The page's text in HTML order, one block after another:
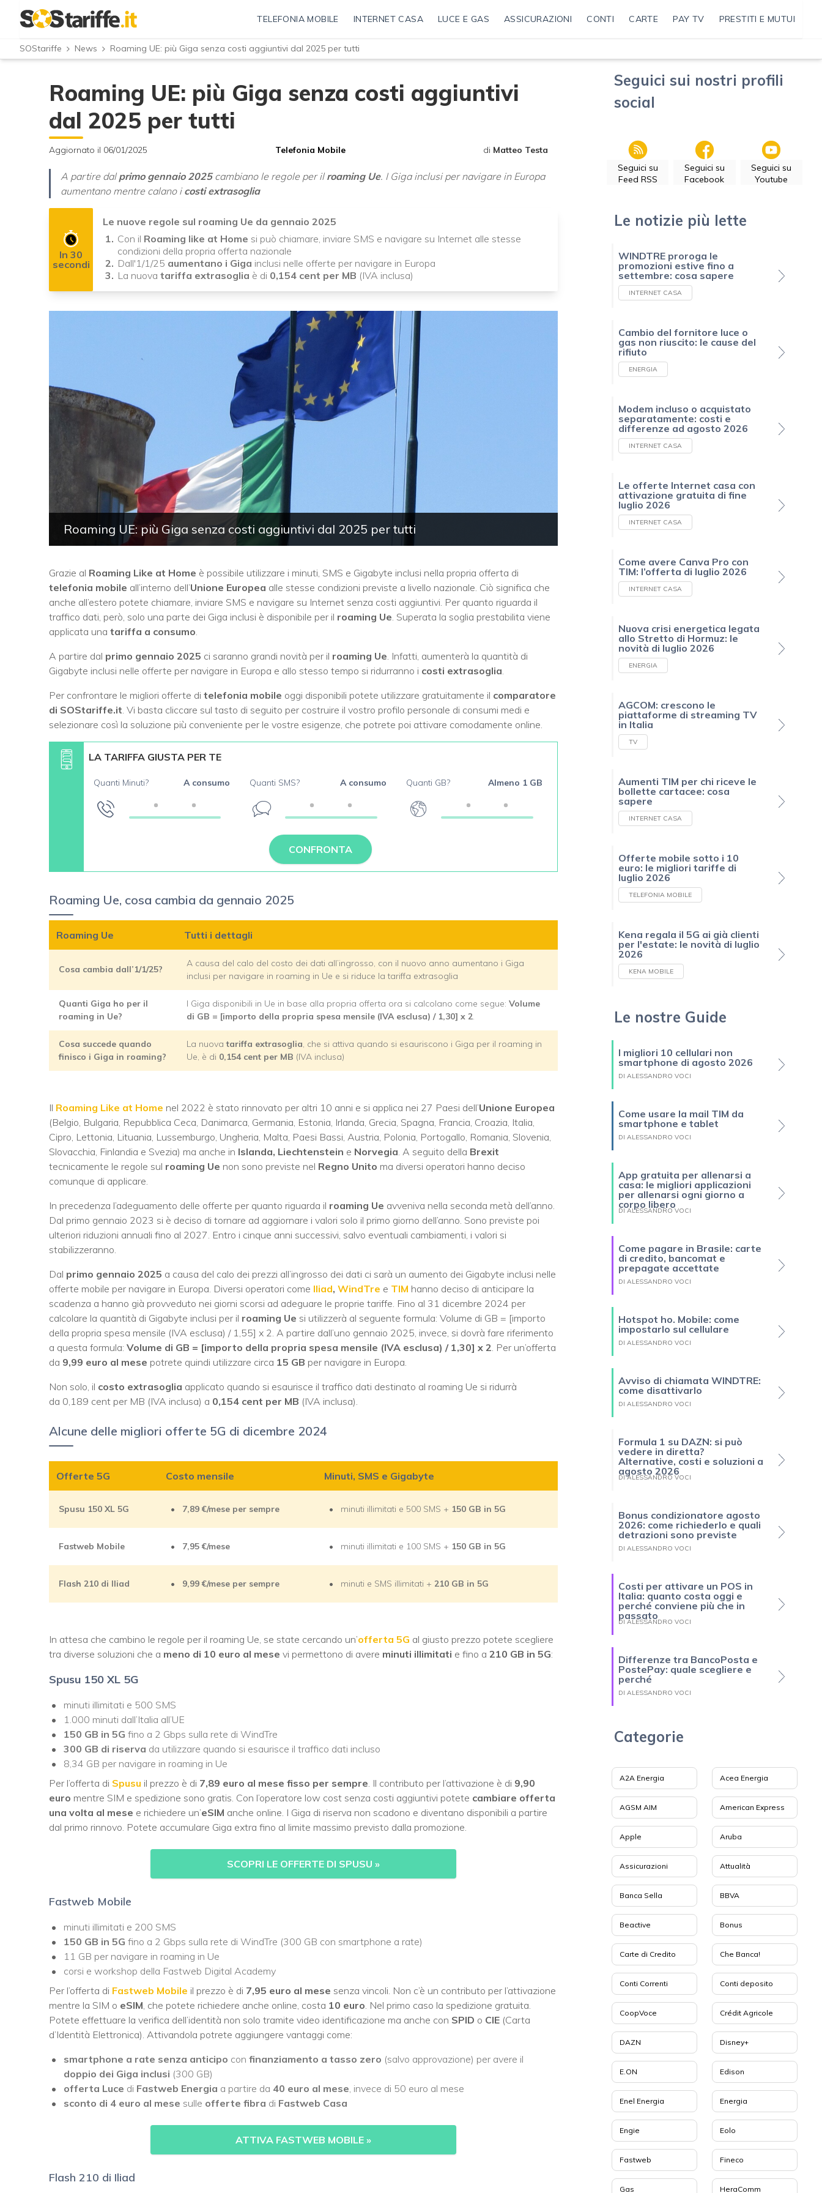
TELEFONIA MOBILE INTERNET CASA LUCE E GAS ASSICURAZIONI CONTI CARTE PAY TV PRESTITI E MUTUI
SOStariffe News Roaming UE: più Giga senza costi aggiuntivi dal 2025 per tutti
Roaming UE: più Giga senza costi aggiuntivi
dal 2025 per tutti
Aggiornato il 06/01/2025 Telefonia Mobile di Matteo Testa
A partire dalprimo gennaio 2025cambiano le regole per il roaming Ue. I Giga inclusi per navigare in Europa
aumentano mentre calano i costi extrasoglia
In 30
secondi
Le nuove regole sul roaming Ue da gennaio 2025
Con il Roaming like at Home si può chiamare, inviare SMS e navigare su Internet alle stesse
condizioni della propria offerta nazionale
Dall'1/1/25 aumentano i Giga inclusi nelle offerte per navigare in Europa
La nuova tariffa extrasoglia è di 0,154 cent per MB (IVA inclusa)
Roaming UE: più Giga senza costi aggiuntivi dal 2025 per tutti
Grazie al Roaming Like at Home è possibile utilizzare i minuti, SMS e Gigabyte inclusi nella propria offerta di
telefonia mobile all’interno dell’Unione Europea alle stesse condizioni previste a livello nazionale. Ciò significa che
anche all’estero potete chiamare, inviare SMS e navigare su Internet senza costi aggiuntivi. Per quanto riguarda il
traffico dati, però, solo una parte dei Giga inclusi è disponibile per il roaming Ue. Superata la soglia prestabilita viene
applicata una tariffa a consumo.
A partire dal primo gennaio 2025 ci saranno grandi novità per il roaming Ue. Infatti, aumenterà la quantità di
Gigabyte inclusi nelle offerte per navigare in Europa e allo stesso tempo si ridurranno i costi extrasoglia.
Per confrontare le migliori offerte di telefonia mobile oggi disponibili potete utilizzare gratuitamente il comparatore
di SOStariffe.it. Vi basta cliccare sul tasto di seguito per costruire il vostro profilo personale di consumi medi e
selezionare così la soluzione più conveniente per le vostre esigenze, che potrete poi attivare comodamente online.
LA TARIFFA GIUSTA PER TE
Quanti Minuti? A consumo Quanti SMS? A consumo Quanti GB? Almeno 1 GB
CONFRONTA
Roaming Ue, cosa cambia da gennaio 2025
Roaming Ue Tutti i dettagli
Cosa cambia dall’1/1/25?
A causa del calo del costo dei dati all’ingrosso, con il nuovo anno aumentano i Giga
inclusi per navigare in roaming in Ue e si riduce la tariffa extrasoglia
Quanti Giga ho per il
roaming in Ue?
I Giga disponibili in Ue in base alla propria offerta ora si calcolano come segue: Volume
di GB = [importo della propria spesa mensile (IVA esclusa) / 1,30] x 2.
Cosa succede quando
finisco i Giga in roaming?
La nuovatariffa extrasoglia, che si attiva quando si esauriscono i Giga per il roaming in
Ue, è di 0,154 cent per MB (IVA inclusa)
Il Roaming Like at Home nel 2022 è stato rinnovato per altri 10 anni e si applica nei 27 Paesi dell’Unione Europea
(Belgio, Bulgaria, Repubblica Ceca, Danimarca, Germania, Estonia, Irlanda, Grecia, Spagna, Francia, Croazia, Italia,
Cipro, Lettonia, Lituania, Lussemburgo, Ungheria, Malta, Paesi Bassi, Austria, Polonia, Portogallo, Romania, Slovenia,
Slovacchia, Finlandia e Svezia) ma anche in Islanda, Liechtenstein e Norvegia . A seguito della Brexit
tecnicamente le regole sul roaming Ue non sono previste nel Regno Unito ma diversi operatori hanno deciso
comunque di applicare.
In precedenza l’adeguamento delle offerte per quanto riguarda il roaming Ue avveniva nella seconda metà dell’anno.
Dal primo gennaio 2023 si è deciso di tornare ad aggiornare i valori solo il primo giorno dell’anno. Sono previste poi
ulteriori riduzioni annuali fino al 2027. Entro i cinque anni successivi, salvo eventuali cambiamenti, i valori si
stabilizzeranno.
Dal primo gennaio 2025 a causa del calo dei prezzi all’ingrosso dei dati ci sarà un aumento dei Gigabyte inclusi nelle
offerte mobile per navigare in Europa. Diversi operatori come Iliad, WindTre e TIM hanno deciso di anticipare la
scadenza a hanno già provveduto nei giorni scorsi ad adeguare le proprie tariffe. Fino al 31 dicembre 2024 per
calcolare la quantità di Gigabyte inclusi per il roaming Ue si utilizzerà al seguente formula: Volume di GB = [importo
della propria spesa mensile (IVA esclusa) / 1,55] x 2. A partire dall’uno gennaio 2025, invece, si dovrà fare riferimento
a questa formula: Volume di GB = [importo della propria spesa mensile (IVA esclusa) / 1,30] x 2 . Per un’offerta
da 9,99 euro al mese potrete quindi utilizzare circa 15 GB per navigare in Europa.
Non solo, il costo extrasoglia applicato quando si esaurisce il traffico dati destinato al roaming Ue si ridurrà
da 0,189 cent per MB (IVA inclusa) a 0,154 cent per MB (IVA inclusa).
Alcune delle migliori offerte 5G di dicembre 2024
Offerte 5G Costo mensile Minuti, SMS e Gigabyte
Spusu 150 XL 5G 7,89€/mese per sempre minuti illimitati e 500 SMS + 150 GB in 5G
Fastweb Mobile 7,95€/mese minuti illimitati e 100 SMS + 150 GB in 5G
Flash 210 di Iliad 9,99€/mese per sempre minuti e SMS illimitati + 210 GB in 5G
In attesa che cambino le regole per il roaming Ue, se state cercando un’offerta 5G al giusto prezzo potete scegliere
tra diverse soluzioni che a meno di 10 euro al mese vi permettono di avere minuti illimitati e fino a 210 GB in 5G:
Spusu 150 XL 5G
minuti illimitati e 500 SMS
1.000 minuti dall’Italia all’UE
150 GB in 5G fino a 2 Gbps sulla rete di WindTre
300 GB di riserva da utilizzare quando si esaurisce il traffico dati incluso
8,34 GB per navigare in roaming in Ue
Per l’offerta di Spusu il prezzo è di 7,89 euro al mese fisso per sempre . Il contributo per l’attivazione è di 9,90
euro mentre SIM e spedizione sono gratis. Con l’operatore low cost senza costi aggiuntivi potete cambiare offerta
una volta al mese e richiedere un’eSIM anche online. I Giga di riserva non scadono e diventano disponibili a partire
dal primo rinnovo. Potete accumulare Giga extra fino al limite massimo previsto dalla promozione.
SCOPRI LE OFFERTE DI SPUSU »
Fastweb Mobile
minuti illimitati e 200 SMS
150 GB in 5G fino a 2 Gbps sulla rete di WindTre (300 GB con smartphone a rate)
11 GB per navigare in roaming in Ue
corsi e workshop della Fastweb Digital Academy
Per l’offerta di Fastweb Mobile il prezzo è di 7,95 euro al mese senza vincoli. Non c’è un contributo per l’attivazione
mentre la SIM o eSIM , che potete richiedere anche online, costa 10 euro . Nel primo caso la spedizione gratuita.
Potete effettuare la verifica dell’identità non solo tramite video identificazione ma anche con SPID o CIE (Carta
d’Identità Elettronica). Attivandola potrete aggiungere vantaggi come:
smartphone a rate senza anticipo con finanziamento a tasso zero (salvo approvazione) per avere il
doppio dei Giga inclusi (300 GB)
offerta Luce di Fastweb Energia a partire da 40 euro al mese , invece di 50 euro al mese
sconto di 4 euro al mese sulle offerte fibra di Fastweb Casa
ATTIVA FASTWEB MOBILE »
Flash 210 di Iliad
Seguici sui nostri profili
social
Seguici su
Feed RSS
Seguici su
Facebook
Seguici su
Youtube
Le notizie più lette
WINDTRE proroga le
promozioni estive fino a
settembre: cosa sapere
INTERNET CASA
Cambio del fornitore luce o
gas non riuscito: le cause del
rifiuto
ENERGIA
Modem incluso o acquistato
separatamente: costi e
differenze ad agosto 2026
INTERNET CASA
Le offerte Internet casa con
attivazione gratuita di fine
luglio 2026
INTERNET CASA
Come avere Canva Pro con
TIM: l’offerta di luglio 2026
INTERNET CASA
Nuova crisi energetica legata
allo Stretto di Hormuz: le
novità di luglio 2026
ENERGIA
AGCOM: crescono le
piattaforme di streaming TV
in Italia
TV
Aumenti TIM per chi riceve le
bollette cartacee: cosa
sapere
INTERNET CASA
Offerte mobile sotto i 10
euro: le migliori tariffe di
luglio 2026
TELEFONIA MOBILE
Kena regala il 5G ai già clienti
per l'estate: le novità di luglio
2026
KENA MOBILE
Le nostre Guide
I migliori 10 cellulari non
smartphone di agosto 2026
DI ALESSANDRO VOCI
Come usare la mail TIM da
smartphone e tablet
DI ALESSANDRO VOCI
App gratuita per allenarsi a
casa: le migliori applicazioni
per allenarsi ogni giorno a
corpo libero
DI ALESSANDRO VOCI
Come pagare in Brasile: carte
di credito, bancomat e
prepagate accettate
DI ALESSANDRO VOCI
Hotspot ho. Mobile: come
impostarlo sul cellulare
DI ALESSANDRO VOCI
Avviso di chiamata WINDTRE:
come disattivarlo
DI ALESSANDRO VOCI
Formula 1 su DAZN: si può
vedere in diretta?
Alternative, costi e soluzioni a
agosto 2026
DI ALESSANDRO VOCI
Bonus condizionatore agosto
2026: come richiederlo e quali
detrazioni sono previste
DI ALESSANDRO VOCI
Costi per attivare un POS in
Italia: quanto costa oggi e
perché conviene più che in
passato
DI ALESSANDRO VOCI
Differenze tra BancoPosta e
PostePay: quale scegliere e
perché
DI ALESSANDRO VOCI
Categorie
A2A Energia Acea Energia
AGSM AIM American Express
Apple Aruba
Assicurazioni Attualità
Banca Sella BBVA
Beactive Bonus
Carte di Credito Che Banca!
Conti Correnti Conti deposito
CoopVoce Crédit Agricole
DAZN Disney+
E.ON Edison
Enel Energia Energia
Engie Eolo
Fastweb Fineco
Gas HeraComm